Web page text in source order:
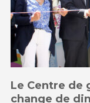
Le Centre de
change de